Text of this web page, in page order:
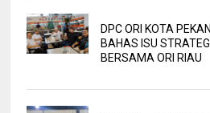
DPC ORI KOTA
BAHAS ISU
BERSAMA ORI RIAU